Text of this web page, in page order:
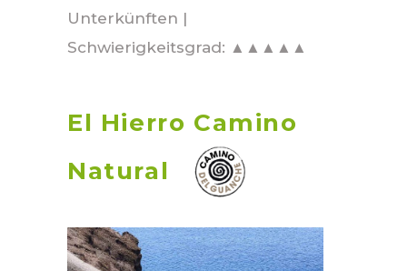
Unterkünften |
Schwierigkeitsgrad: ▲▲▲▲▲
El Hierro Camino
Natural